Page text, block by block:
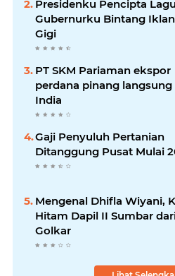
Presidenku Pencipta
Gubernurku Bintang
Gigi
PT SKM Pariaman ekspor
perdana pinang langsung
India
Gaji Penyuluh Pertanian
Ditanggung Pusat Mulai
Mengenal Dhifla Wiyani,
Hitam Dapil II Sumbar
Golkar